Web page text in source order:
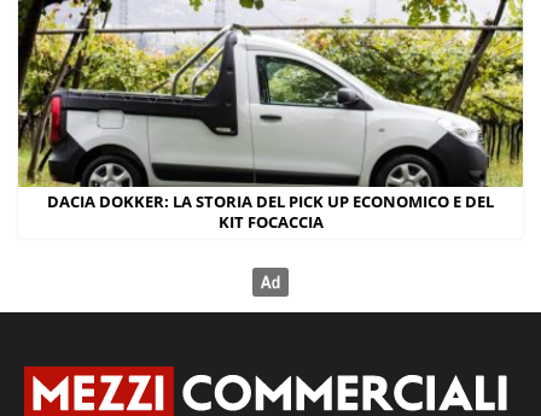
DACIA DOKKER: LA STORIA DEL PICK UP ECONOMICO E DEL
KIT FOCACCIA